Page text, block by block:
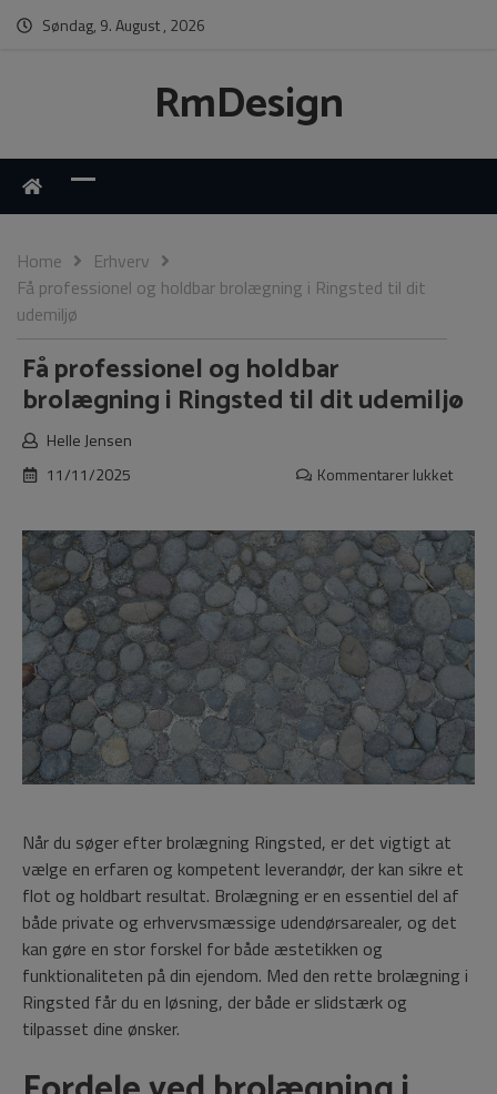
Søndag, 9. August , 2026
RmDesign
Home
Erhverv
Få professionel og holdbar brolægning i Ringsted til dit
udemiljø
Få professionel og holdbar
brolægning i Ringsted til dit udemiljø
Helle Jensen
11/11/2025
Kommentarer lukket
og
i
til
Når du søger efter brolægning Ringsted, er det vigtigt at
vælge en erfaren og kompetent leverandør, der kan sikre et
flot og holdbart resultat. Brolægning er en essentiel del af
både private og erhvervsmæssige udendørsarealer, og det
kan gøre en stor forskel for både æstetikken og
funktionaliteten på din ejendom. Med den rette brolægning i
Ringsted får du en løsning, der både er slidstærk og
tilpasset dine ønsker.